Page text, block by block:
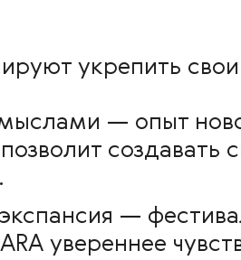
укрепить
— опыт
—
увереннее